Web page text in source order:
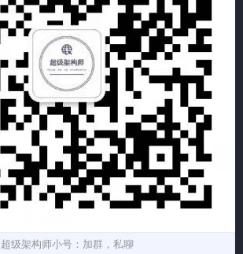
超级架构师小号：加群，私聊